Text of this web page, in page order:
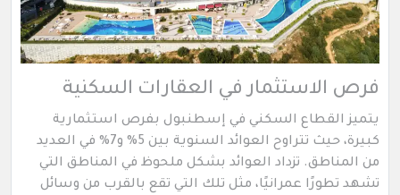
فرص الاستثمار في العقارات السكنية
يتميز القطاع السكني في إسطنبول بفرص استثمارية
كبيرة، حيث تتراوح العوائد السنوية بين 5% و7% في العديد
من المناطق. تزداد العوائد بشكل ملحوظ في المناطق التي
تشهد تطورًا عمرانيًا، مثل تلك التي تقع بالقرب من وسائل